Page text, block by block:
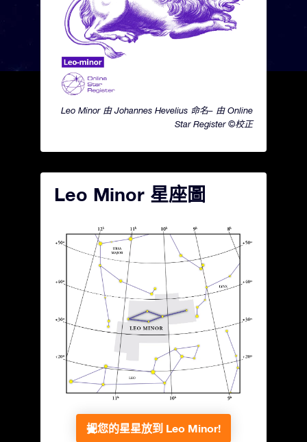
Leo Minor 由 Johannes Hevelius 命名– 由 Online
Star Register ©校正
Leo Minor 星座圖
把您的星星放到 Leo Minor!